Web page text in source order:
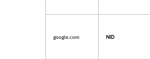
google.com NID